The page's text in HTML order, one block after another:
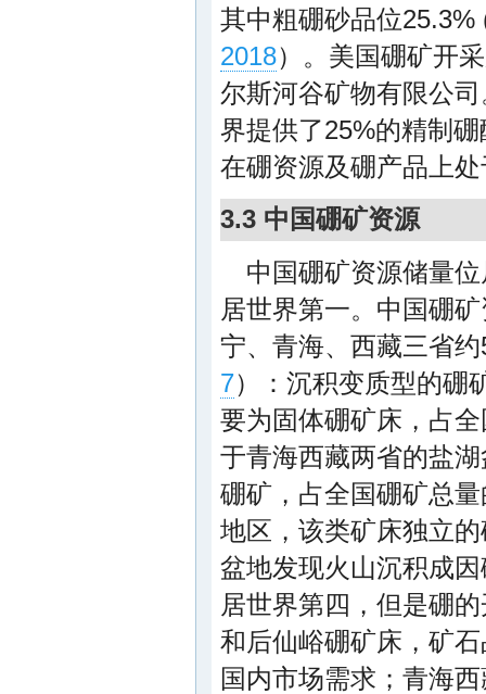
其中粗硼砂品位25.3%
2018）。美国硼矿开
尔斯河谷矿物有限公
界提供了25%的精制
在硼资源及硼产品上
3.3 中国硼矿资源
中国硼矿资源储量
居世界第一。中国硼
宁、青海、西藏三省
7）：沉积变质型的硼
要为固体硼矿床，占
于青海西藏两省的盐
硼矿，占全国硼矿总
地区，该类矿床独立
盆地发现火山沉积成
居世界第四，但是硼
和后仙峪硼矿床，矿
国内市场需求；青海